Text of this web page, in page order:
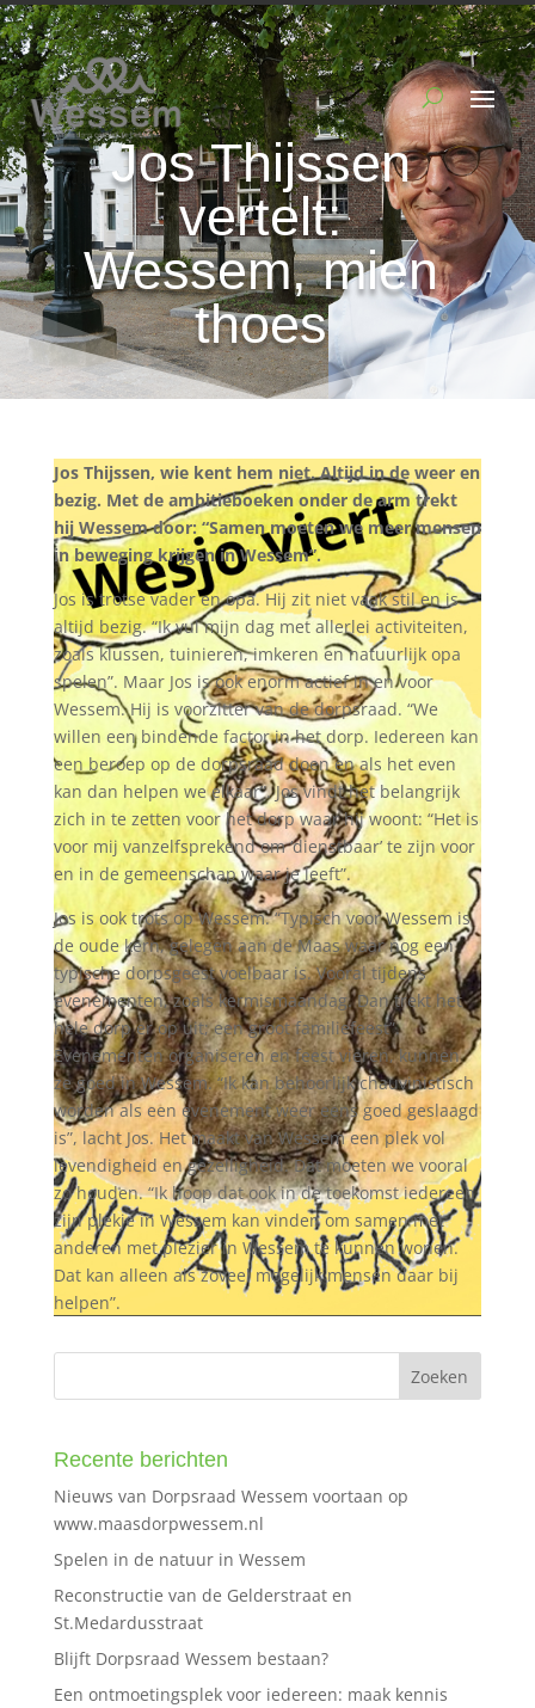
Jos Thijssen
vertelt:
Wessem, mien
thoes
Jos Thijssen, wie kent hem niet. Altijd in de weer en
bezig. Met de ambitieboeken onder de arm trekt
hij Wessem door: “Samen moeten we meer mensen
in beweging krijgen in Wessem”.
Jos is trotse vader en opa. Hij zit niet vaak stil en is
altijd bezig. “Ik vul mijn dag met allerlei activiteiten,
zoals klussen, tuinieren, imkeren en natuurlijk opa
spelen”. Maar Jos is ook enorm actief in en voor
Wessem. Hij is voorzitter van de dorpsraad. “We
willen een bindende factor in het dorp. Iedereen kan
een beroep op de dorpsraad doen en als het even
kan dan helpen we elkaar”. Jos vindt het belangrijk
zich in te zetten voor het dorp waar hij woont: “Het is
voor mij vanzelfsprekend om ‘dienstbaar’ te zijn voor
en in de gemeenschap waar je leeft”.
Jos is ook trots op Wessem. “Typisch voor Wessem is
de oude kern, gelegen aan de Maas waar nog een
typische dorpsgeest voelbaar is. Vooral tijdens
evenementen, zoals kermismaandag. Dan trekt het
hele dorp er op uit; een groot familiefeest”.
Evenementen organiseren en feest vieren, kunnen
ze goed in Wessem. “Ik kan behoorlijk chauvinistisch
worden als een evenement weer eens goed geslaagd
is”, lacht Jos. Het maakt van Wessem een plek vol
levendigheid en gezelligheid. Dat moeten we vooral
zo houden. “Ik hoop dat ook in de toekomst iedereen
zijn plekje in Wessem kan vinden om samen met
anderen met plezier in Wessem te kunnen wonen.
Dat kan alleen als zoveel mogelijk mensen daar bij
helpen”.
Recente berichten
Nieuws van Dorpsraad Wessem voortaan op
www.maasdorpwessem.nl
Spelen in de natuur in Wessem
Reconstructie van de Gelderstraat en
St.Medardusstraat
Blijft Dorpsraad Wessem bestaan?
Een ontmoetingsplek voor iedereen: maak kennis